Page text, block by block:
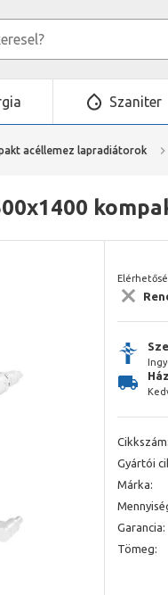
Szaniter
acéllemez lapradiátorok
Cikkszám:
Gyártói
Márka:
Garancia:
Tömeg: